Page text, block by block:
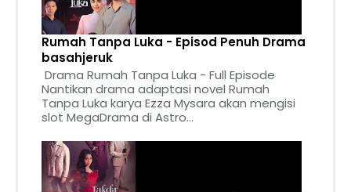
Rumah Tanpa Luka - Episod Penuh Drama
basahjeruk
Drama Rumah Tanpa Luka - Full Episode
Nantikan drama adaptasi novel Rumah
Tanpa Luka karya Ezza Mysara akan mengisi
slot MegaDrama di Astro...